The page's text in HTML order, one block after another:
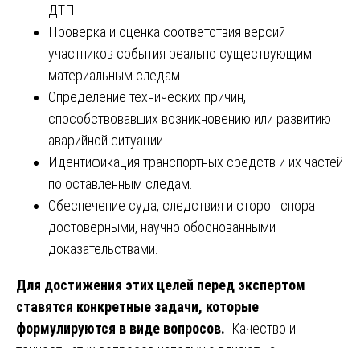
ДТП.
Проверка и оценка соответствия версий
участников события реально существующим
материальным следам.
Определение технических причин,
способствовавших возникновению или развитию
аварийной ситуации.
Идентификация транспортных средств и их частей
по оставленным следам.
Обеспечение суда, следствия и сторон спора
достоверными, научно обоснованными
доказательствами.
Для достижения этих целей перед экспертом
ставятся конкретные задачи, которые
формулируются в виде вопросов. Качество и